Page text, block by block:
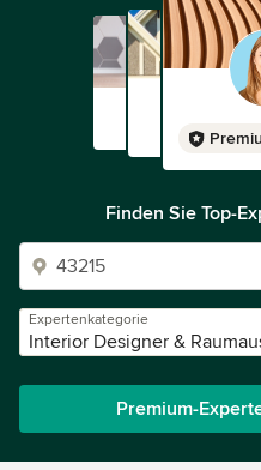
Finden Sie Top-
Expertenkategorie
Interior Designer &
Premium-